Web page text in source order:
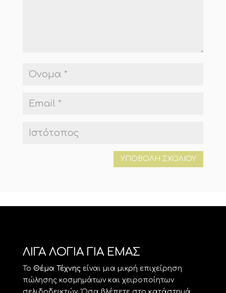
ΛΙΓΑ ΛΟΓΙΑ ΓΙΑ ΕΜΑΣ
Το Θέμα Τέχνηςείναι μια μικρή επιχείρηση
πώλησης κοσμημάτων και χειροποίητων